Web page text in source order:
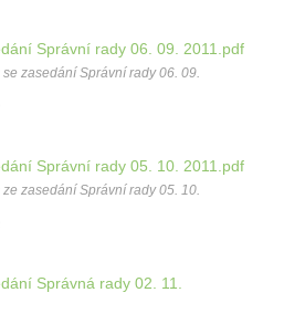
Správní rady 06. 09. 2011.pdf
zasedání Správní rady 06. 09.
Správní rady 05. 10. 2011.pdf
zasedání Správní rady 05. 10.
Správná rady 02. 11.